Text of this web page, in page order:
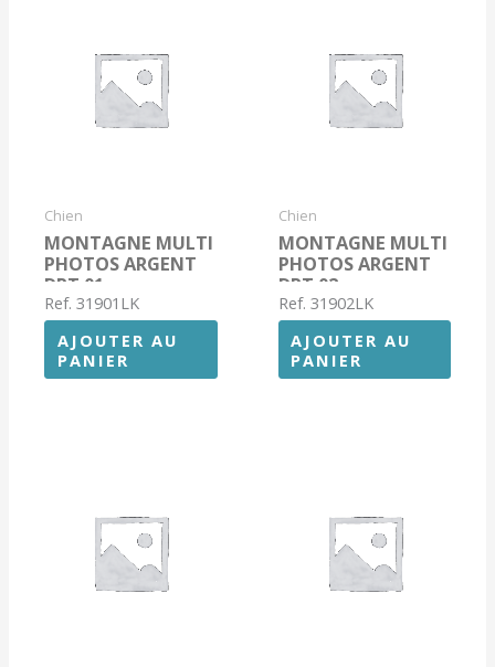
Chien
MONTAGNE MULTI
PHOTOS ARGENT
DPT 01
Ref. 31901LK
AJOUTER AU
PANIER
Chien
MONTAGNE MULTI
PHOTOS ARGENT
DPT 02
Ref. 31902LK
AJOUTER AU
PANIER